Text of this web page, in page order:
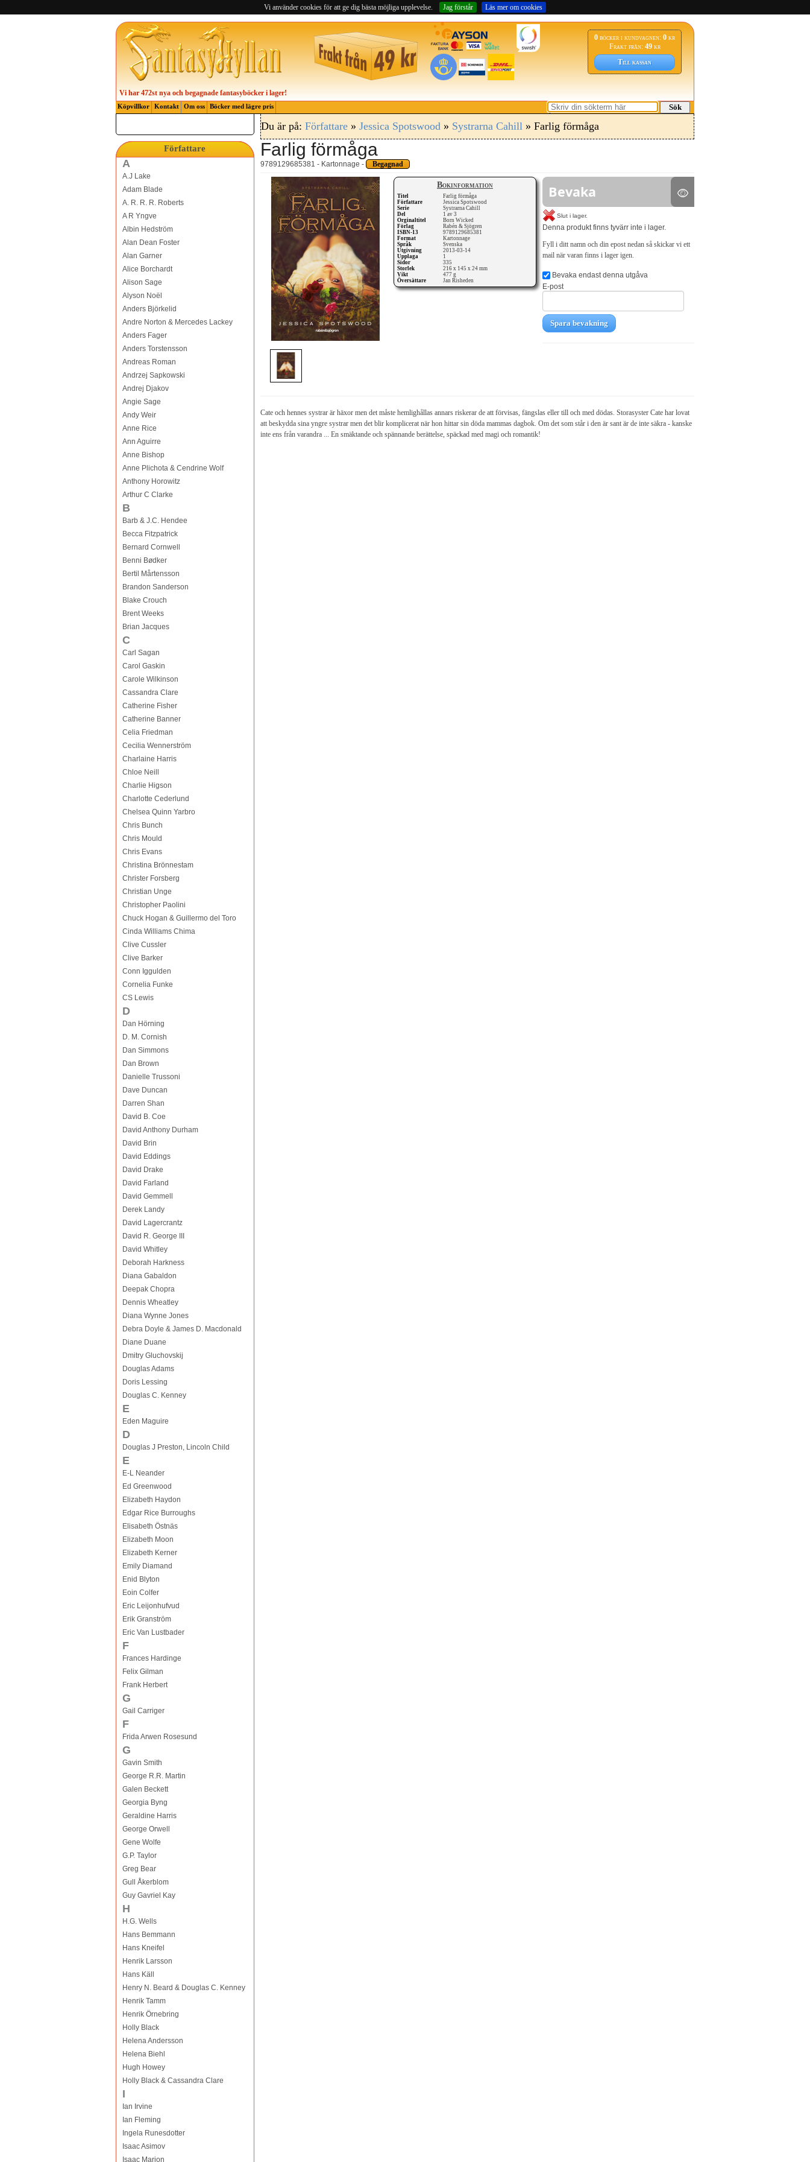
Vi använder cookies för att ge dig bästa möjliga upplevelse. Jag förstår Läs mer om cookies
0 böcker i kundvagnen:0kr
Frakt från: 49kr
Till kassan
Vi har 472st nya och begagnade fantasyböcker i lager!
Köpvillkor Kontakt Om oss Böcker med lägre pris Sök
Författare
A
A.J Lake
Adam Blade
A. R. R. R. Roberts
A R Yngve
Albin Hedström
Alan Dean Foster
Alan Garner
Alice Borchardt
Alison Sage
Alyson Noël
Anders Björkelid
Andre Norton & Mercedes Lackey
Anders Fager
Anders Torstensson
Andreas Roman
Andrzej Sapkowski
Andrej Djakov
Angie Sage
Andy Weir
Anne Rice
Ann Aguirre
Anne Bishop
Anne Plichota & Cendrine Wolf
Anthony Horowitz
Arthur C Clarke
B
Barb & J.C. Hendee
Becca Fitzpatrick
Bernard Cornwell
Benni Bødker
Bertil Mårtensson
Brandon Sanderson
Blake Crouch
Brent Weeks
Brian Jacques
C
Carl Sagan
Carol Gaskin
Carole Wilkinson
Cassandra Clare
Catherine Fisher
Catherine Banner
Celia Friedman
Cecilia Wennerström
Charlaine Harris
Chloe Neill
Charlie Higson
Charlotte Cederlund
Chelsea Quinn Yarbro
Chris Bunch
Chris Mould
Chris Evans
Christina Brönnestam
Christer Forsberg
Christian Unge
Christopher Paolini
Chuck Hogan & Guillermo del Toro
Cinda Williams Chima
Clive Cussler
Clive Barker
Conn Iggulden
Cornelia Funke
CS Lewis
D
Dan Hörning
D. M. Cornish
Dan Simmons
Dan Brown
Danielle Trussoni
Dave Duncan
Darren Shan
David B. Coe
David Anthony Durham
David Brin
David Eddings
David Drake
David Farland
David Gemmell
Derek Landy
David Lagercrantz
David R. George III
David Whitley
Deborah Harkness
Diana Gabaldon
Deepak Chopra
Dennis Wheatley
Diana Wynne Jones
Debra Doyle & James D. Macdonald
Diane Duane
Dmitry Gluchovskij
Douglas Adams
Doris Lessing
Douglas C. Kenney
E
Eden Maguire
D
Douglas J Preston, Lincoln Child
E
E-L Neander
Ed Greenwood
Elizabeth Haydon
Edgar Rice Burroughs
Elisabeth Östnäs
Elizabeth Moon
Elizabeth Kerner
Emily Diamand
Enid Blyton
Eoin Colfer
Eric Leijonhufvud
Erik Granström
Eric Van Lustbader
F
Frances Hardinge
Felix Gilman
Frank Herbert
G
Gail Carriger
F
Frida Arwen Rosesund
G
Gavin Smith
George R.R. Martin
Galen Beckett
Georgia Byng
Geraldine Harris
George Orwell
Gene Wolfe
G.P. Taylor
Greg Bear
Gull Åkerblom
Guy Gavriel Kay
H
H.G. Wells
Hans Bemmann
Hans Kneifel
Henrik Larsson
Hans Käll
Henry N. Beard & Douglas C. Kenney
Henrik Tamm
Henrik Örnebring
Holly Black
Helena Andersson
Helena Biehl
Hugh Howey
Holly Black & Cassandra Clare
I
Ian Irvine
Ian Fleming
Ingela Runesdotter
Isaac Asimov
Isaac Marion
Du är på: Författare» Jessica Spotswood» Systrarna Cahill» Farlig förmåga
Farlig förmåga
9789129685381 - Kartonnage - Begagnad
Bokinformation
Titel
Farlig förmåga
Författare
Jessica Spotswood
Serie
Systrarna Cahill
Del
1 av 3
Orginaltitel
Born Wicked
Förlag
Rabén & Sjögren
ISBN-13
9789129685381
Format
Kartonnage
Språk
Svenska
Utgivning
2013-03-14
Upplaga
1
Sidor
335
Storlek
216 x 145 x 24 mm
Vikt
477 g
Översättare
Jan Risheden
Bevaka
Slut i lager.
Denna produkt finns tyvärr inte i lager.
Fyll i ditt namn och din epost nedan så skickar vi ett
mail när varan finns i lager igen.
Bevaka endast denna utgåva
E-post
Spara bevakning
Cate och hennes systrar är häxor men det måste hemlighållas annars riskerar de att förvisas, fängslas eller till och med dödas. Storasyster Cate har lovat
att beskydda sina yngre systrar men det blir komplicerat när hon hittar sin döda mammas dagbok. Om det som står i den är sant är de inte säkra - kanske
inte ens från varandra ... En smäktande och spännande berättelse, späckad med magi och romantik!